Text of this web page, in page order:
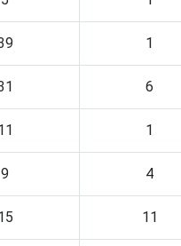
1
6
1
9 4
11